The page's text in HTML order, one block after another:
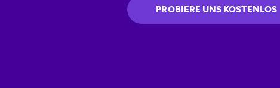
PROBIERE UNS KOSTENLOS